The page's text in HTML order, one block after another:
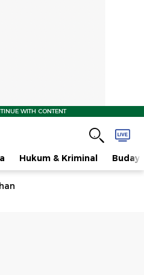
WITH CONTENT
Hukum & Kriminal